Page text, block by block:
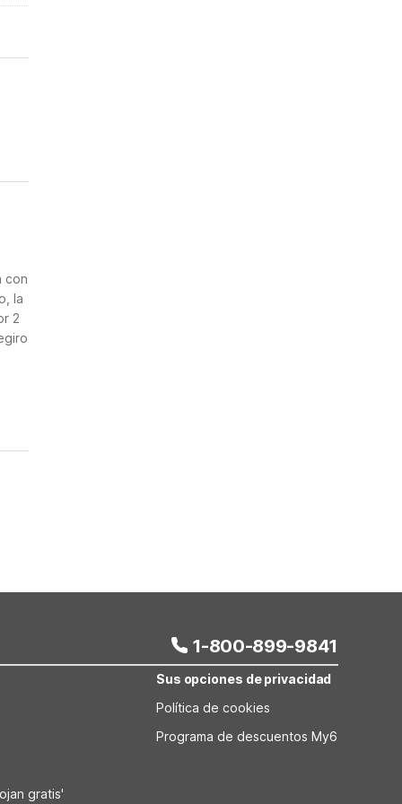
con
la
2
1-800-899-9841
gratis'
Sus opciones de privacidad
Política de cookies
Programa de descuentos My6